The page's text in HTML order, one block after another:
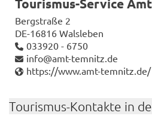
Tourismus-​Service
Berg­stra­ße 2
DE-​16816 Wals­le­ben
033920 - 6750
info@amt-​temnitz.de
https://www.amt-​temnitz.de/
Tourismus-​Kontakte in